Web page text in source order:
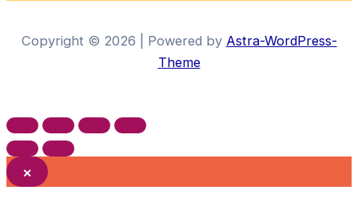
Copyright © 2026 | Powered by Astra-WordPress-
Theme
×